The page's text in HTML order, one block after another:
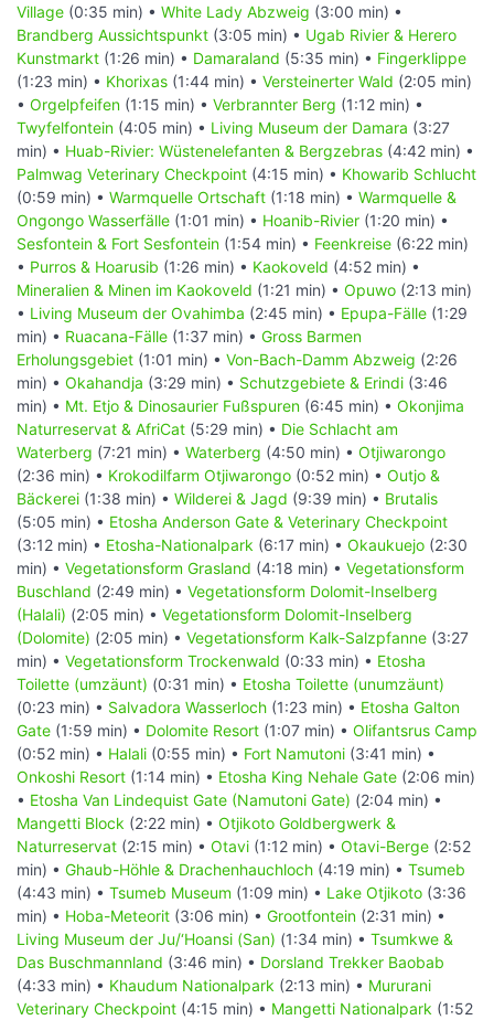
Village (0:35 min) • White Lady Abzweig (3:00 min) •
Brandberg Aussichtspunkt (3:05 min) • Ugab Rivier & Herero
Kunstmarkt (1:26 min) • Damaraland (5:35 min) • Fingerklippe
(1:23 min) • Khorixas (1:44 min) • Versteinerter Wald (2:05 min)
• Orgelpfeifen (1:15 min) • Verbrannter Berg (1:12 min) •
Twyfelfontein (4:05 min) • Living Museum der Damara (3:27
min) • Huab-Rivier: Wüstenelefanten & Bergzebras (4:42 min) •
Palmwag Veterinary Checkpoint (4:15 min) • Khowarib Schlucht
(0:59 min) • Warmquelle Ortschaft (1:18 min) • Warmquelle &
Ongongo Wasserfälle (1:01 min) • Hoanib-Rivier (1:20 min) •
Sesfontein & Fort Sesfontein (1:54 min) • Feenkreise (6:22 min)
• Purros & Hoarusib (1:26 min) • Kaokoveld (4:52 min) •
Mineralien & Minen im Kaokoveld (1:21 min) • Opuwo (2:13 min)
• Living Museum der Ovahimba (2:45 min) • Epupa-Fälle (1:29
min) • Ruacana-Fälle (1:37 min) • Gross Barmen
Erholungsgebiet (1:01 min) • Von-Bach-Damm Abzweig (2:26
min) • Okahandja (3:29 min) • Schutzgebiete & Erindi (3:46
min) • Mt. Etjo & Dinosaurier Fußspuren (6:45 min) • Okonjima
Naturreservat & AfriCat (5:29 min) • Die Schlacht am
Waterberg (7:21 min) • Waterberg (4:50 min) • Otjiwarongo
(2:36 min) • Krokodilfarm Otjiwarongo (0:52 min) • Outjo &
Bäckerei (1:38 min) • Wilderei & Jagd (9:39 min) • Brutalis
(5:05 min) • Etosha Anderson Gate & Veterinary Checkpoint
(3:12 min) • Etosha-Nationalpark (6:17 min) • Okaukuejo (2:30
min) • Vegetationsform Grasland (4:18 min) • Vegetationsform
Buschland (2:49 min) • Vegetationsform Dolomit-Inselberg
(Halali) (2:05 min) • Vegetationsform Dolomit-Inselberg
(Dolomite) (2:05 min) • Vegetationsform Kalk-Salzpfanne (3:27
min) • Vegetationsform Trockenwald (0:33 min) • Etosha
Toilette (umzäunt) (0:31 min) • Etosha Toilette (unumzäunt)
(0:23 min) • Salvadora Wasserloch (1:23 min) • Etosha Galton
Gate (1:59 min) • Dolomite Resort (1:07 min) • Olifantsrus Camp
(0:52 min) • Halali (0:55 min) • Fort Namutoni (3:41 min) •
Onkoshi Resort (1:14 min) • Etosha King Nehale Gate (2:06 min)
• Etosha Van Lindequist Gate (Namutoni Gate) (2:04 min) •
Mangetti Block (2:22 min) • Otjikoto Goldbergwerk &
Naturreservat (2:15 min) • Otavi (1:12 min) • Otavi-Berge (2:52
min) • Ghaub-Höhle & Drachenhauchloch (4:19 min) • Tsumeb
(4:43 min) • Tsumeb Museum (1:09 min) • Lake Otjikoto (3:36
min) • Hoba-Meteorit (3:06 min) • Grootfontein (2:31 min) •
Living Museum der Ju/‘Hoansi (San) (1:34 min) • Tsumkwe &
Das Buschmannland (3:46 min) • Dorsland Trekker Baobab
(4:33 min) • Khaudum Nationalpark (2:13 min) • Mururani
Veterinary Checkpoint (4:15 min) • Mangetti Nationalpark (1:52